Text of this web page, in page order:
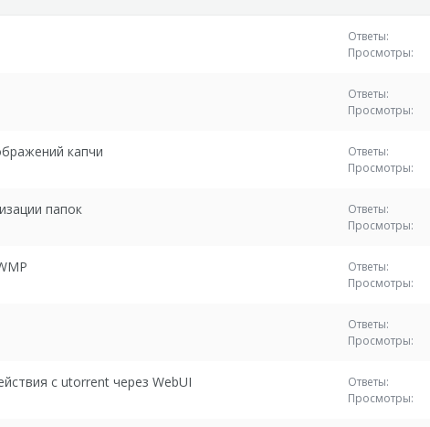
Ответы
Просмотры
Ответы
Просмотры
капчи Ответы
Просмотры
папок Ответы
Просмотры
Ответы
Просмотры
Ответы
Просмотры
с utorrent через WebUI Ответы
Просмотры